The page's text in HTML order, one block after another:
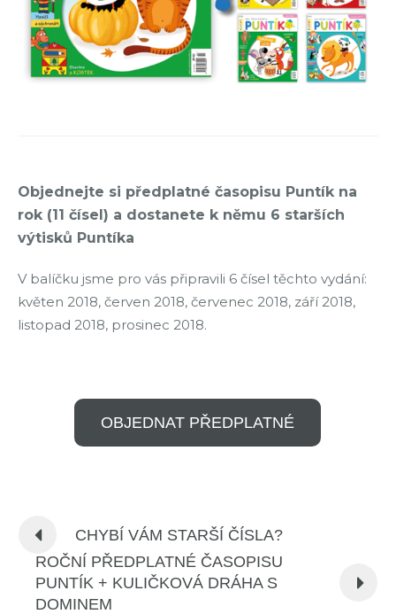
Objednejte si předplatné časopisu Puntík na
rok (11 čísel) a dostanete k němu 6 starších
výtisků Puntíka
V balíčku jsme pro vás připravili 6 čísel těchto vydání:
květen 2018, červen 2018, červenec 2018, září 2018,
listopad 2018, prosinec 2018.
OBJEDNAT PŘEDPLATNÉ
CHYBÍ VÁM STARŠÍ ČÍSLA?
ROČNÍ PŘEDPLATNÉ ČASOPISU
PUNTÍK + KULIČKOVÁ DRÁHA S
DOMINEM